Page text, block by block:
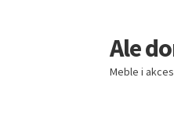
Przejdź
do
nawigacji
Przejdź
do
treści
Ale
Meble i